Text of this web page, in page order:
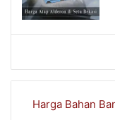
Harga Bahan